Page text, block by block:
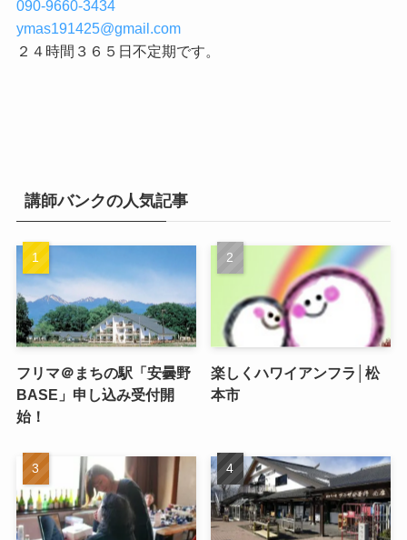
090-9660-3434
ymas191425@gmail.com
２４時間３６５日不定期です。
講師バンクの人気記事
フリマ＠まちの駅「安曇野
BASE」申し込み受付開
始！
楽しくハワイアンフラ│松
本市